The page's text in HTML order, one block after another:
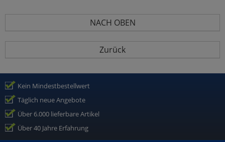
NACH OBEN
Zurück
Kein Mindestbestellwert
Täglich neue Angebote
Über 6.000 lieferbare Artikel
Über 40 Jahre Erfahrung